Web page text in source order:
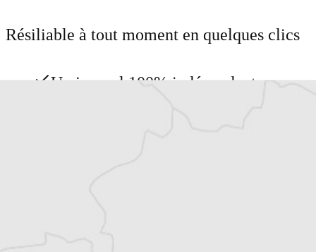
Résiliable à tout moment en quelques clics
Un journal 100% indépendant